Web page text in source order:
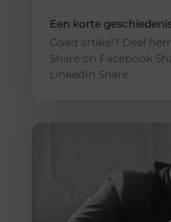
Een korte
Goed artikel? Deel
Share on Facebook
LinkedIn Share